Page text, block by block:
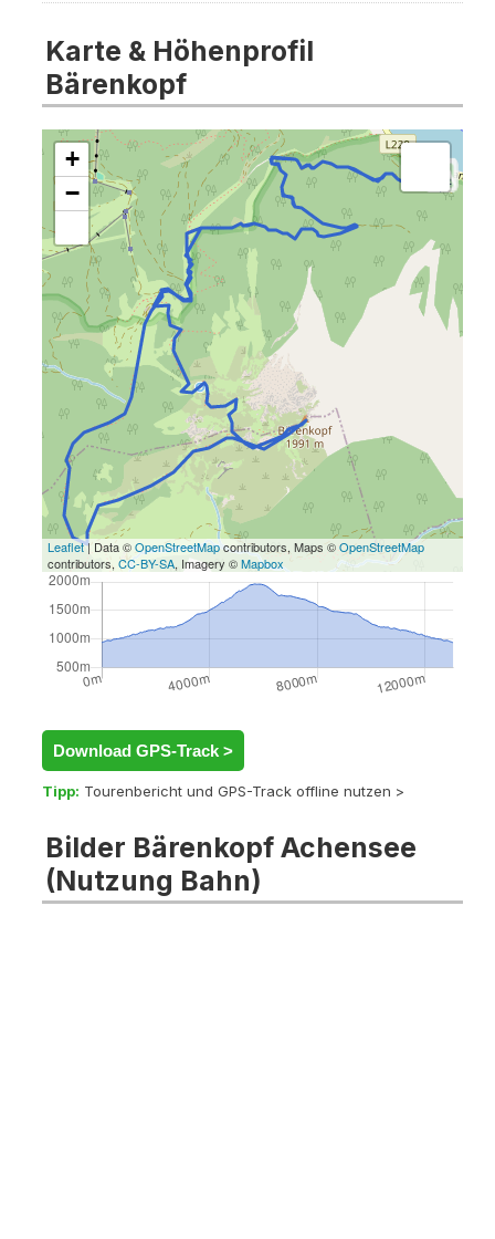
Karte & Höhenprofil
Bärenkopf
+
−
Leaflet| Data ©OpenStreetMapcontributors, Maps ©OpenStreetMap
contributors, CC-BY-SA, Imagery ©Mapbox
Download GPS-Track >
Tipp: Tourenbericht und GPS-Track offline nutzen >
Bilder Bärenkopf Achensee
(Nutzung Bahn)